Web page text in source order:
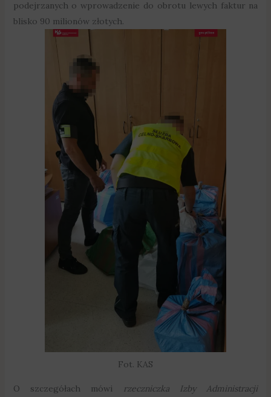
podejrzanych o wprowadzenie do obrotu lewych faktur na
blisko 90 milionów złotych.
Fot. KAS
O szczegółach mówi rzeczniczka Izby Administracji